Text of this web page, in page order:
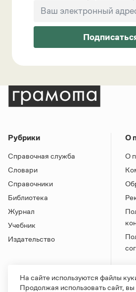
Рубрики
Справочная служба
Словари
Справочники
Библиотека
Журнал
Учебник
Издательство
О
О
На сайте используются файлы
Продолжая использовать сайт, вы